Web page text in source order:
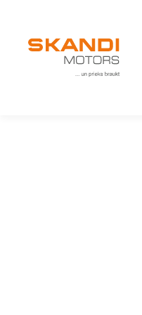
Uzzini vairāk